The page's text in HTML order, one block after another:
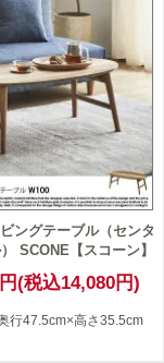
ングテーブル（センタ
SCONE【スコーン】
(税込14,080円)
行47.5cm×高さ35.5cm